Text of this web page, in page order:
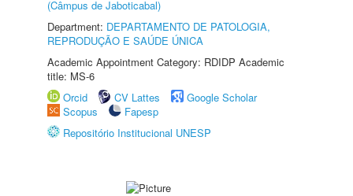
(Câmpus de Jaboticabal)
Department: DEPARTAMENTO DE PATOLOGIA,
REPRODUÇÃO E SAÚDE ÚNICA
Academic Appointment Category: RDIDP Academic
title: MS-6
Orcid
CV Lattes
Google Scholar
Scopus
Fapesp
Repositório Institucional UNESP